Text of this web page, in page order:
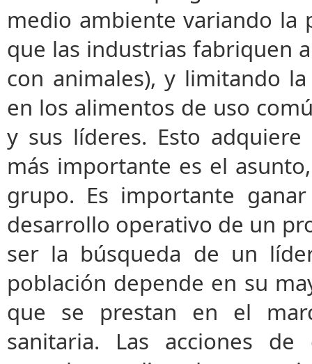
medio ambiente variando la
que las industrias fabriquen
con animales), y limitando
en los alimentos de uso
y sus líderes. Esto
más importante es el
grupo. Es importante
desarrollo operativo de un
ser la búsqueda de un
población depende en su
que se prestan en el
sanitaria. Las acciones